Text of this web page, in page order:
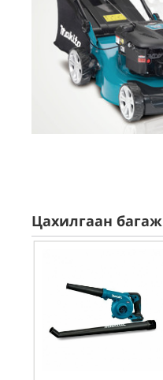
Цахилгаан багаж